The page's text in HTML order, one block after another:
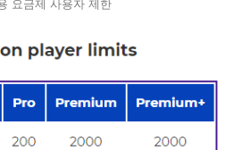
요금제 사용자 제한